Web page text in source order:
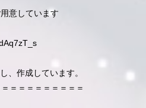
意しています
、作成しています。
＝＝＝＝＝＝＝＝＝